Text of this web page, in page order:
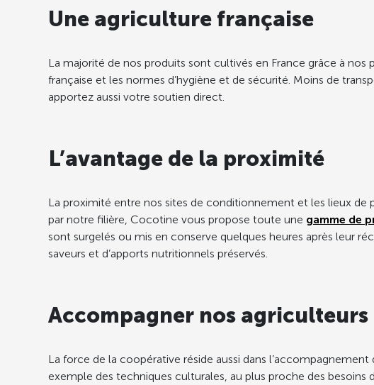
Une agriculture française
La majorité de nos produits sont cultivés en France grâce à
française et les normes d’hygiène et de sécurité. Moins de
apportez aussi votre soutien direct.
L’avantage de la proximité
La proximité entre nos sites de conditionnement et les lieux de
par notre filière, Cocotine vous propose toute une gamme de
sont surgelés ou mis en conserve quelques heures après leur
saveurs et d’apports nutritionnels préservés.
Accompagner nos agriculteurs
La force de la coopérative réside aussi dans
exemple des techniques culturales, au plus proche des besoins